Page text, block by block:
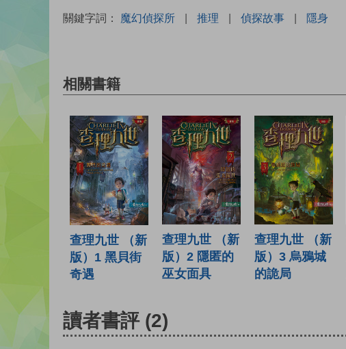
關鍵字詞： 魔幻偵探所 | 推理 | 偵探故事 | 隱身
相關書籍
查理九世 （新
版）1 黑貝街
奇遇
查理九世 （新
版）2 隱匿的
巫女面具
查理九世 （新
版）3 烏鴉城
的詭局
讀者書評 (2)